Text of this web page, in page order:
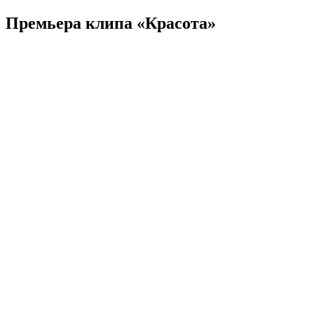
Премьера клипа «Красота»